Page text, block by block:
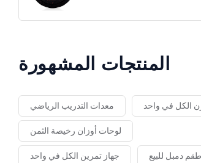
المنتجات المشهورة
معدات التدريب الرياضي الكل في واحد
لوحات أوزان رخيصة الثمن
جهاز تمرين الكل في واحد دمبل للبيع